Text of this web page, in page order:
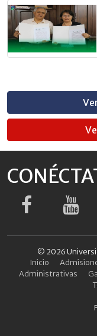
© 2026
Inicio
Administrativas